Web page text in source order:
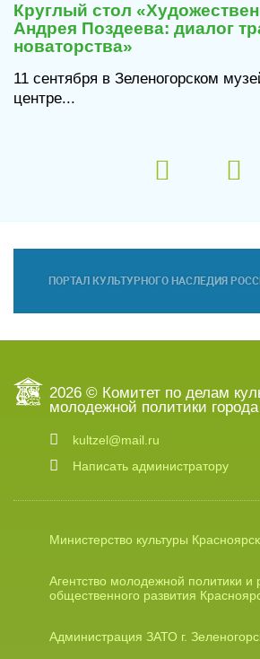
Круглый стол
Андрея Поздеева: диалог
новаторства»
11 сентября в Зеленогорском
центре...
2026 © Комитет по делам
молодежной политики города
kultzel@mail.ru
Написать администратору
Министерство культуры
Агентство молодежной политики
общественного развития
Администрация ЗАТО г.